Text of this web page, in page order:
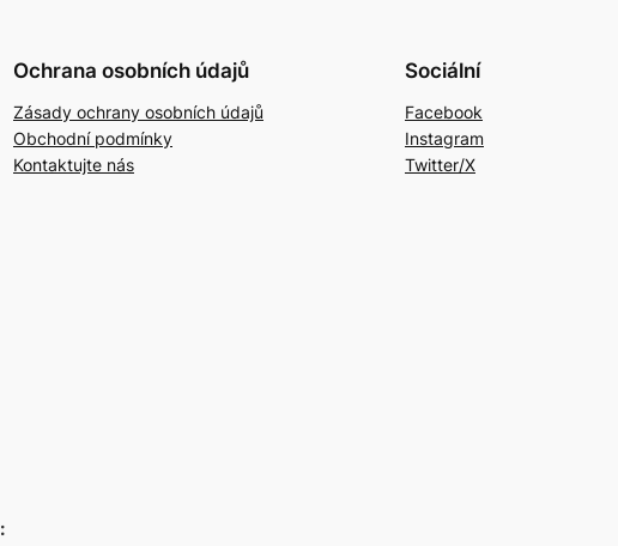
Ochrana osobních údajů
Zásady ochrany osobních údajů
Obchodní podmínky
Kontaktujte nás
Sociální
Facebook
Instagram
Twitter/X